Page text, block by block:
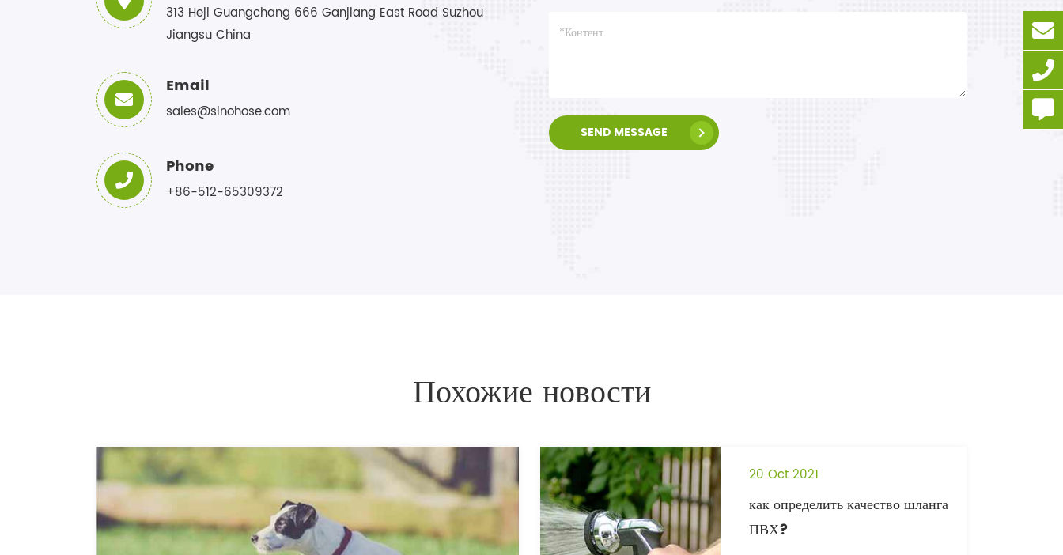
313 Heji Guangchang 666 Ganjiang East Road Suzhou
Jiangsu China
Email
sales@sinohose.com
Phone
+86-512-65309372
SEND MESSAGE
Похожие новости
20 Oct 2021
как определить качество шланга
ПВХ?